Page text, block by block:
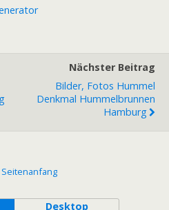
Nächster Beitrag
Bilder, Fotos Hummel
Denkmal Hummelbrunnen
Hamburg
Seitenanfang
Desktop